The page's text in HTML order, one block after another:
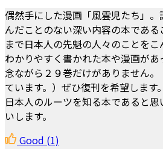
偶然手にした漫画「風雲児たち」
んだことのない深い内容の本であ
まで日本人の先魁の人々のことを
わかりやすく書かれた本や漫画が
念ながら２９巻だけがありません
ています。）ぜひ復刊を希望します
日本人のルーツを知る本であると
いします。
Good (1)